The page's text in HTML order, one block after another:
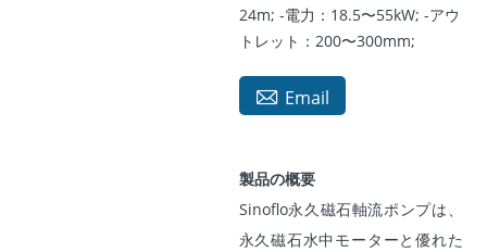
24m; -電力：18.5〜55kW; -アウ
トレット：200〜300mm;
 Email
製品の概要
Sinoflo永久磁石軸流ポンプは、
永久磁石水中モーターと優れた